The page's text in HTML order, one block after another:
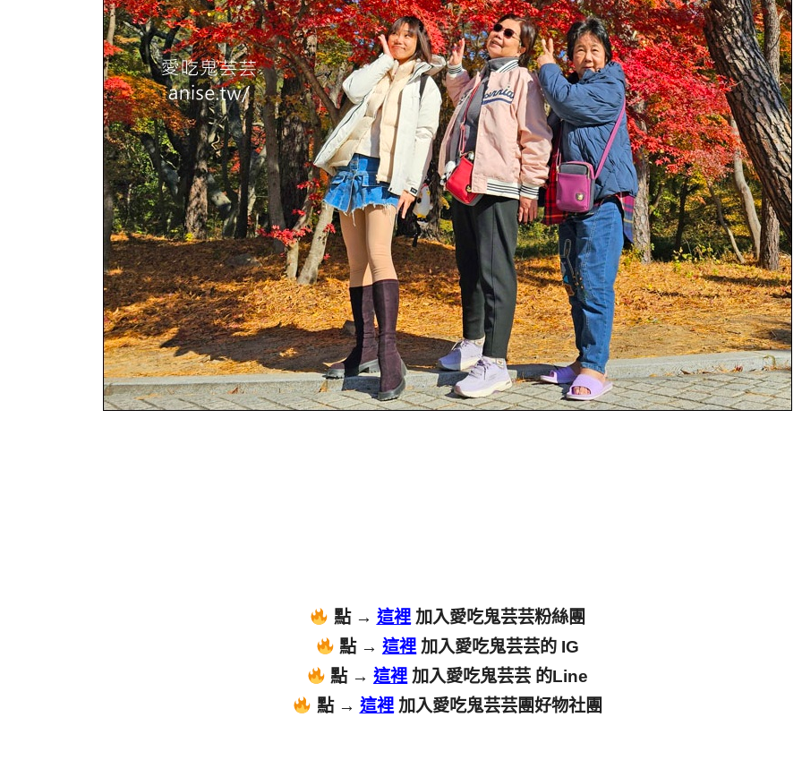
點 → 這裡 加入愛吃鬼芸芸粉絲團
點 →這裡 加入愛吃鬼芸芸的 IG
點 →這裡 加入愛吃鬼芸芸 的Line
點 → 這裡加入愛吃鬼芸芸團好物社團